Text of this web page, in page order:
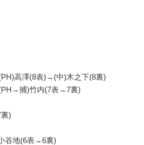
高澤(8表)→(中)木之下(8裏)
捕)竹内(7表→7裏)
)
谷地(6表→6裏)